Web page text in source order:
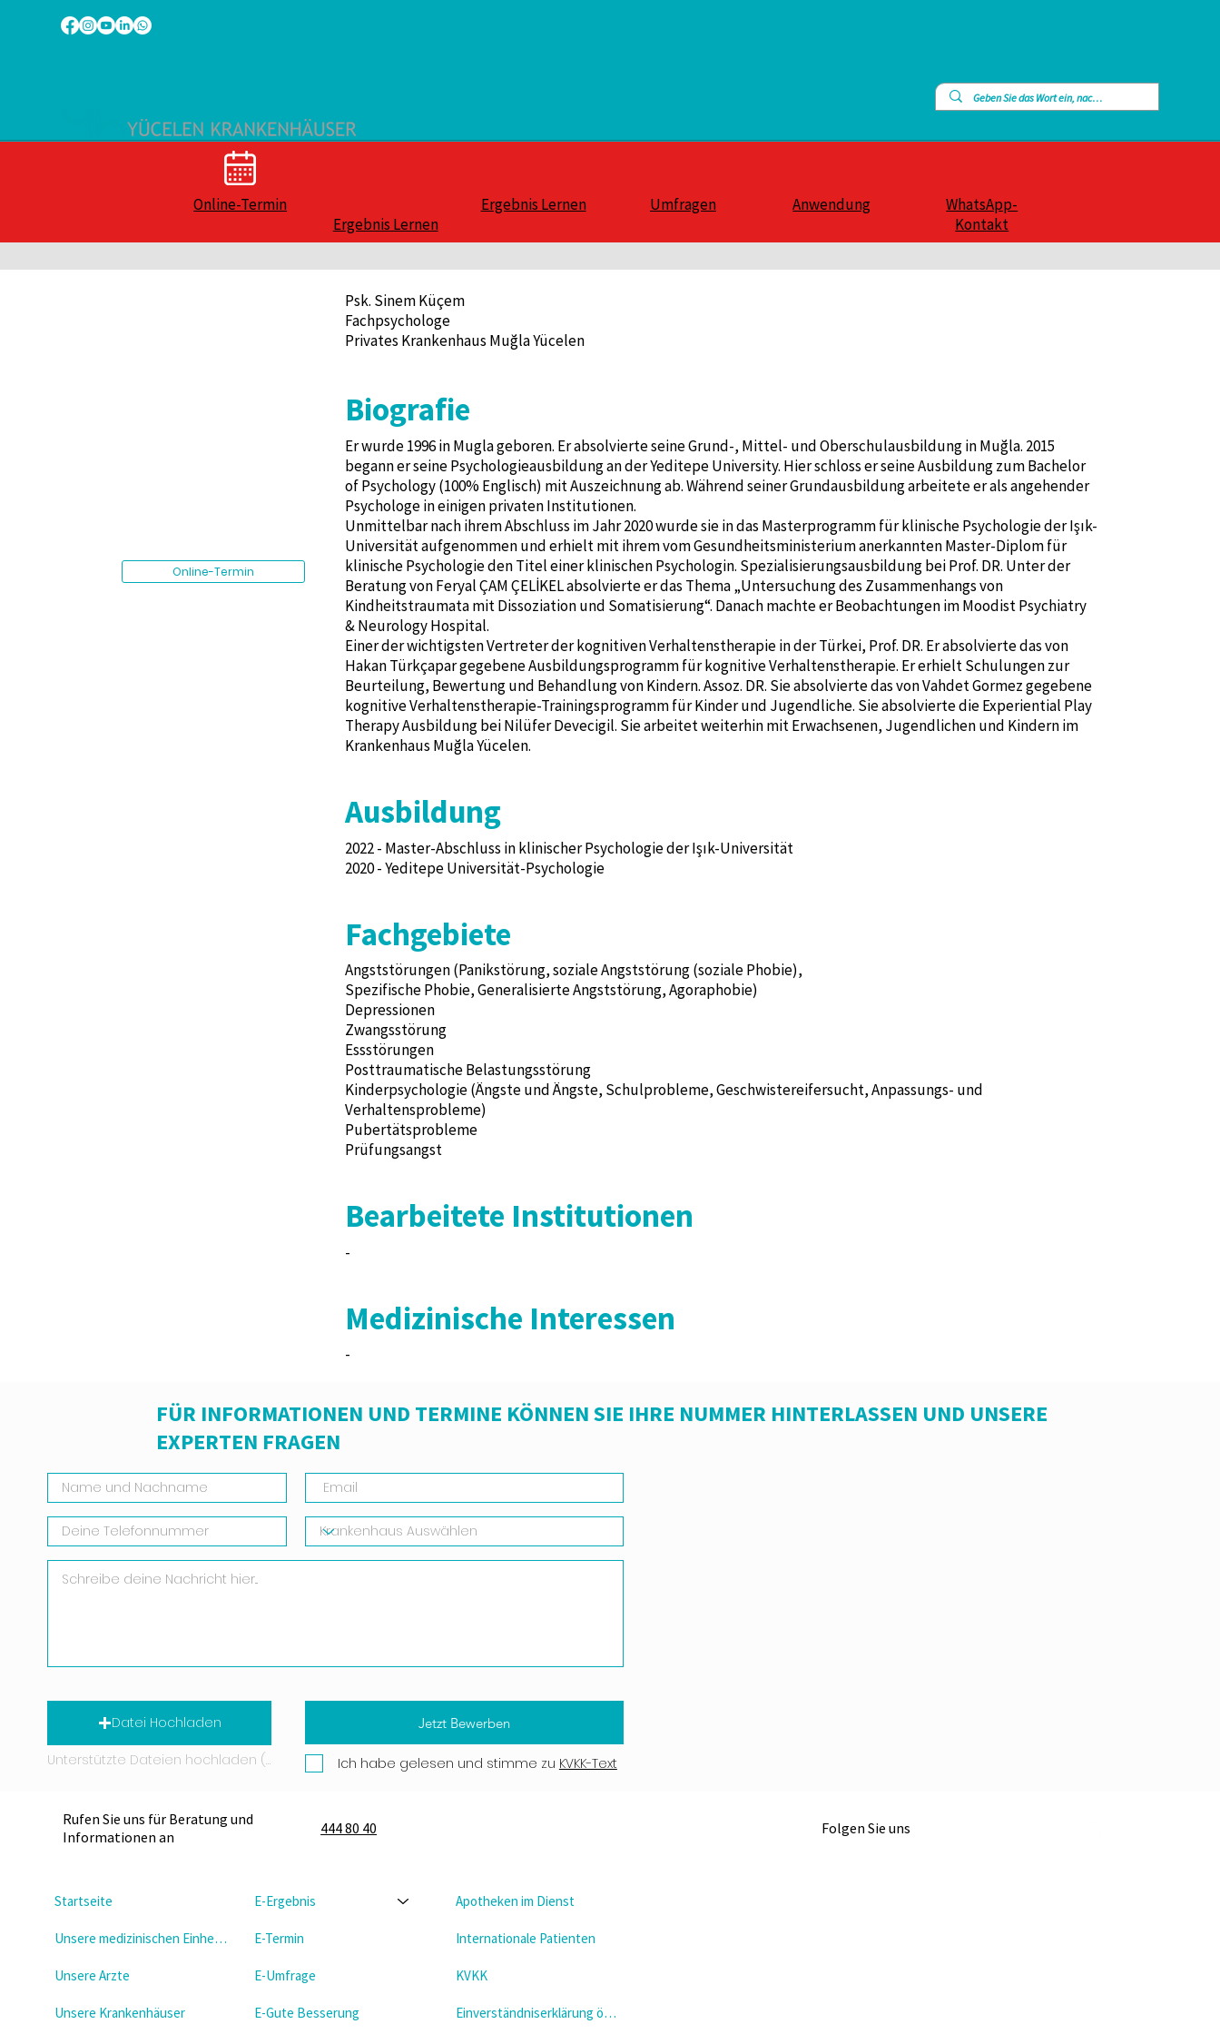
Psk. Sinem Küçem
Fachpsychologe
Privates Krankenhaus Muğla Yücelen
Biografie
Er wurde 1996 in Mugla geboren. Er absolvierte seine Grund-, Mittel- und Oberschulausbildung in Muğla. 2015
begann er seine Psychologieausbildung an der Yeditepe University. Hier schloss er seine Ausbildung zum Bachelor
of Psychology (100% Englisch) mit Auszeichnung ab. Während seiner Grundausbildung arbeitete er als angehender
Psychologe in einigen privaten Institutionen.
Unmittelbar nach ihrem Abschluss im Jahr 2020 wurde sie in das Masterprogramm für klinische Psychologie der Işık-
Universität aufgenommen und erhielt mit ihrem vom Gesundheitsministerium anerkannten Master-Diplom für
klinische Psychologie den Titel einer klinischen Psychologin. Spezialisierungsausbildung bei Prof. DR. Unter der
Beratung von Feryal ÇAM ÇELİKEL absolvierte er das Thema „Untersuchung des Zusammenhangs von
Kindheitstraumata mit Dissoziation und Somatisierung“. Danach machte er Beobachtungen im Moodist Psychiatry
& Neurology Hospital.
Einer der wichtigsten Vertreter der kognitiven Verhaltenstherapie in der Türkei, Prof. DR. Er absolvierte das von
Hakan Türkçapar gegebene Ausbildungsprogramm für kognitive Verhaltenstherapie. Er erhielt Schulungen zur
Beurteilung, Bewertung und Behandlung von Kindern. Assoz. DR. Sie absolvierte das von Vahdet Gormez gegebene
kognitive Verhaltenstherapie-Trainingsprogramm für Kinder und Jugendliche. Sie absolvierte die Experiential Play
Therapy Ausbildung bei Nilüfer Devecigil. Sie arbeitet weiterhin mit Erwachsenen, Jugendlichen und Kindern im
Krankenhaus Muğla Yücelen.
Ausbildung
2022 - Master-Abschluss in klinischer Psychologie der Işık-Universität
2020 - Yeditepe Universität-Psychologie
Fachgebiete
Angststörungen (Panikstörung, soziale Angststörung (soziale Phobie),
Spezifische Phobie, Generalisierte Angststörung, Agoraphobie)
Depressionen
Zwangsstörung
Essstörungen
Posttraumatische Belastungsstörung
Kinderpsychologie (Ängste und Ängste, Schulprobleme, Geschwistereifersucht, Anpassungs- und
Verhaltensprobleme)
Pubertätsprobleme
Prüfungsangst
Bearbeitete Institutionen
-
Medizinische Interessen
-
Online-Termin
Online-Termin
Ergebnis Lernen
Ergebnis Lernen Umfragen Anwendung
WhatsApp-
Kontakt
FÜR INFORMATIONEN UND TERMINE KÖNNEN SIE IHRE NUMMER HINTERLASSEN UND UNSERE
EXPERTEN FRAGEN
Jetzt Bewerben
Datei Hochladen
Unterstützte Dateien hochladen (Max. 15 MB) Ich habe gelesen und stimme zu KVKK-Text
Rufen Sie uns für Beratung und
Informationen an
444 80 40 Folgen Sie uns
Startseite
Unsere medizinischen Einheiten
Unsere Arzte
Unsere Krankenhäuser
E-Ergebnis
E-Termin
E-Umfrage
E-Gute Besserung
Apotheken im Dienst
Internationale Patienten
KVKK
Einverständniserklärung öffnen